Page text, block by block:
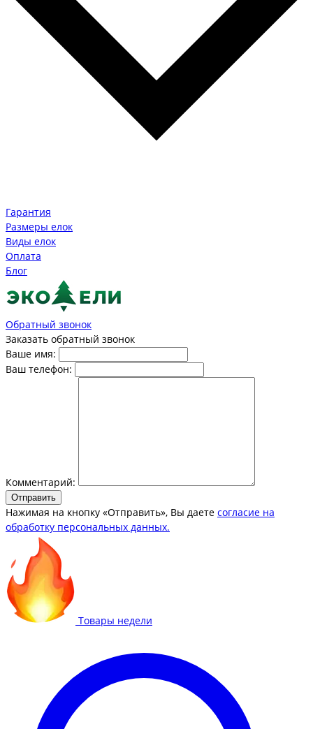
Гарантия
Размеры елок
Виды елок
Оплата
Блог
Обратный звонок
Заказать обратный звонок
Ваше имя:
Ваш телефон:
Комментарий:
Отправить
Нажимая на кнопку «Отправить», Вы даете согласие на
обработку персональных данных.
Товары недели